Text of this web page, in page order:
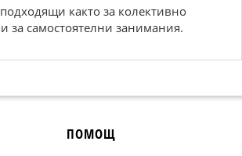
както за колективно
за самостоятелни занимания.
ПОМОЩ